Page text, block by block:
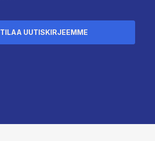
TILAA UUTISKIRJEEMME